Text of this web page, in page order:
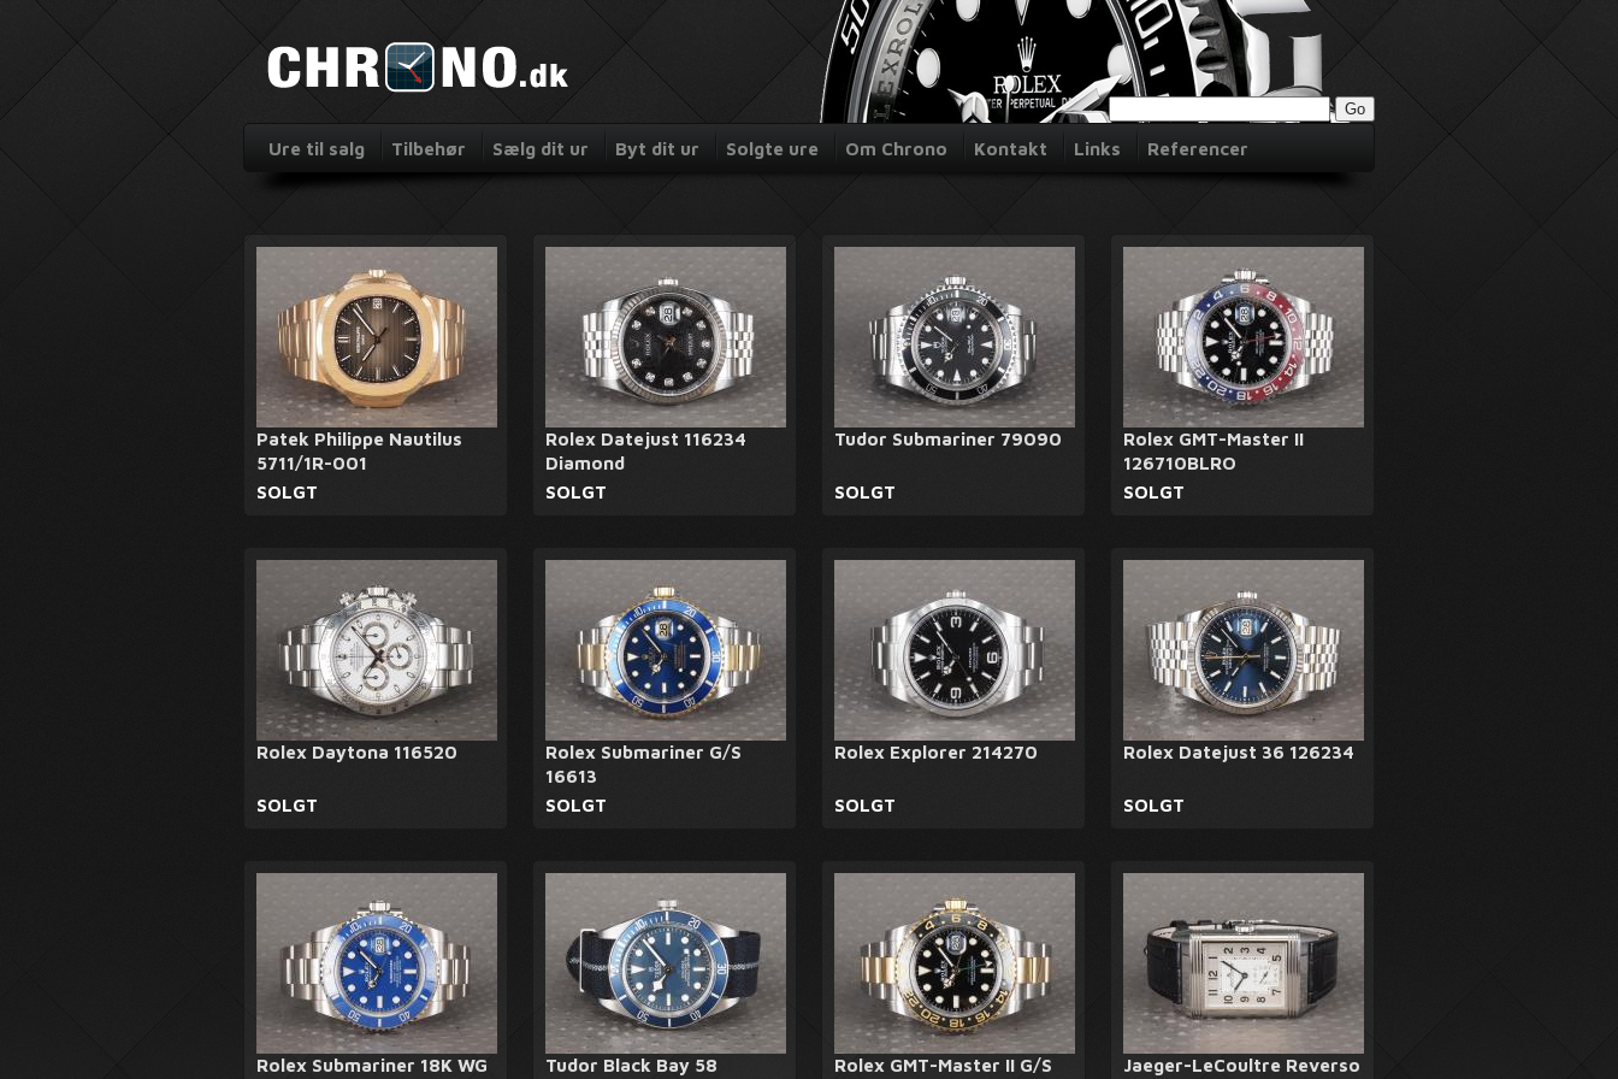
Ure til salg Tilbehør Sælg dit ur Byt dit ur Solgte ure Om Chrono Kontakt Links Referencer
Patek Philippe Nautilus
5711/1R-001
SOLGT
Rolex Datejust 116234
Diamond
SOLGT
Tudor Submariner 79090
SOLGT
Rolex GMT-Master II
126710BLRO
SOLGT
Rolex Daytona 116520
SOLGT
Rolex Submariner G/S
16613
SOLGT
Rolex Explorer 214270
SOLGT
Rolex Datejust 36 126234
SOLGT
Rolex Submariner 18K WG Tudor Black Bay 58 Rolex GMT-Master II G/S Jaeger-LeCoultre Reverso